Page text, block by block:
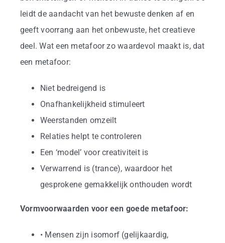
leidt de aandacht van het bewuste denken af en
geeft voorrang aan het onbewuste, het creatieve
deel. Wat een metafoor zo waardevol maakt is, dat
een metafoor:
Niet bedreigend is
Onafhankelijkheid stimuleert
Weerstanden omzeilt
Relaties helpt te controleren
Een ‘model’ voor creativiteit is
Verwarrend is (trance), waardoor het
gesprokene gemakkelijk onthouden wordt
Vormvoorwaarden voor een goede metafoor:
• Mensen zijn isomorf (gelijkaardig,